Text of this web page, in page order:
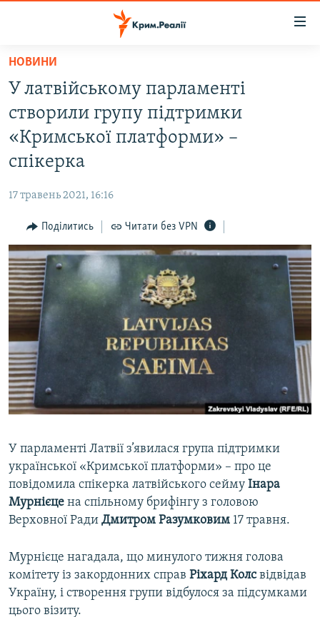
Перейти
основного
матеріалу
Перейти
до
основної
Перейти
пошуку
ВІДЕО ТА ФОТО
ПОЛІТИКА
ПОГЛЯД
ІНТЕРВ'Ю
ВСЕ ЗА ДЕНЬ
СПЕЦПРОЕКТИ
ДЕПОРТАЦІЯ
ВІДЕОУРОКИ «ELIFBE»
СВІДЧЕННЯ ОКУПАЦІЇ
УКРАЇНСЬКА ПРОБЛЕМА КРИМУ
ІНФОГРАФІКА
ЯК ОБІЙТИ БЛОКУВАННЯ
Русский
Qırımtatar
ДОЛУЧАЙСЯ!
Усі сайти RFE/RL
НОВИНИ
У латвійському парламенті
створили групу підтримки
«Кримської платформи» –
спікерка
17 травень 2021, 16:16
Поділитись Читати без VPN
У парламенті Латвії з’явилася група підтримки
української «Кримської платформи» – про це
повідомила спікерка латвійського сейму Інара
Мурнієце на спільному брифінгу з головою
Верховної Ради Дмитром Разумковим 17 травня.
Мурнієце нагадала, що минулого тижня голова
комітету із закордонних справ Ріхард Колсвідвідав
Україну, і створення групи відбулося за підсумками
цього візиту.